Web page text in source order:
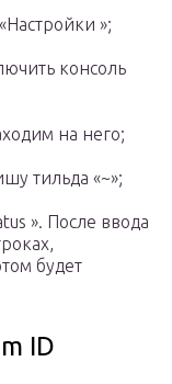
»;
консоль
на него;
тильда «~»;
». После ввода
будет
ID